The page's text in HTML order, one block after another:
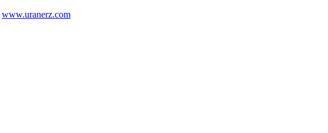
www.uranerz.com